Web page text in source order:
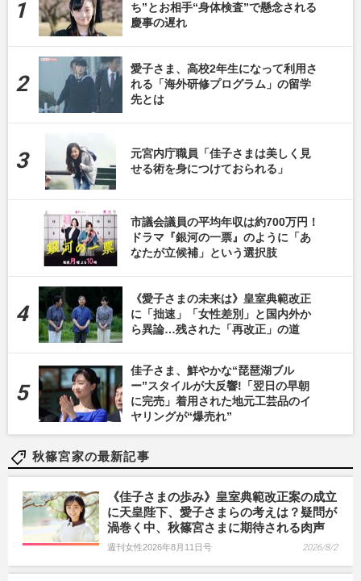
ち”とお相手“身体検査”で懸念される
慶事の遅れ
愛子さま、高校2年生になって利用さ
れる「海外研修プログラム」の留学
先とは
元宮内庁職員「佳子さまは美しく見
せる術を身につけておられる」
市議会議員の平均年収は約700万円！
ドラマ『銀河の一票』のように「あ
なたが立候補」という選択肢
《愛子さまの未来は》皇室典範改正
に「拙速」「女性差別」と国内外か
ら異論…残された「再改正」の道
佳子さま、鮮やかな“琵琶湖ブル
ー”スタイルが大反響!「翌日の早朝
に完売」着用された地元工芸品のイ
ヤリングが“爆売れ”
秋篠宮家の最新記事
《佳子さまの歩み》皇室典範改正案の成立
に天皇陛下、愛子さまらの考えは？疑問が
渦巻く中、秋篠宮さまに期待される肉声
週刊女性2026年8月11日号 2026/8/2